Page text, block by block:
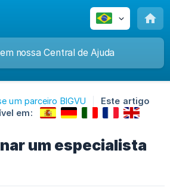
um parceiro BIGVU
Este artigo
em:
um especialista